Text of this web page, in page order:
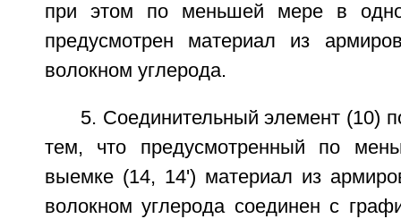
при этом по меньшей мере в
предусмотрен материал из
волокном углерода.
5. Соединительный элемент (10)
тем, что предусмотренный по
выемке (14, 14') материал из
волокном углерода соединен с